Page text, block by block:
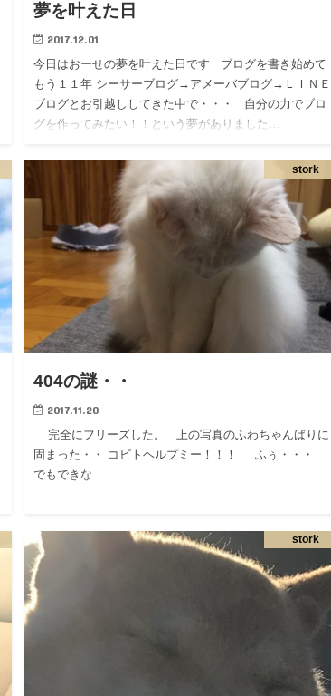
夢を叶えた日
2017.12.01
今日はおーせの夢を叶えた日です ブログを書き始めて
もう１１年 シーサーブログ→アメーバブログ→ＬＩＮＥ
ブログとお引越ししてきた中で・・・ 自分の力でブロ
グを作ってみたい！！という夢がありました…
stork
404の謎・・
2017.11.20
完全にフリーズした。 上の写真のふわちゃんばりに
固まった・・ コビトヘルプミー！！！ ふぅ・・・
でもできな…
stork